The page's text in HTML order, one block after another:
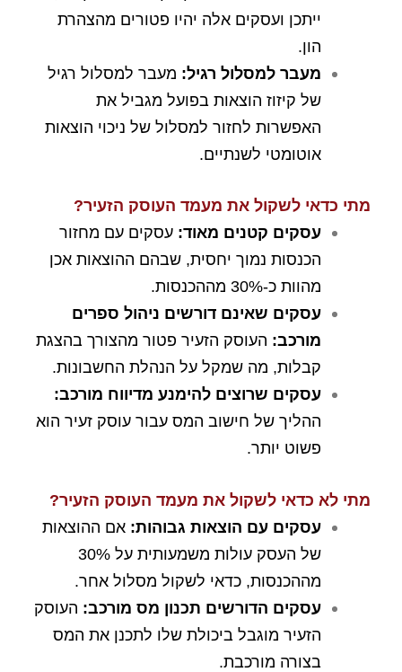
ייתכן ועסקים אלה יהיו פטורים מהצהרת
הון.
מעבר למסלול רגיל: מעבר למסלול רגיל
של קיזוז הוצאות בפועל מגביל את
האפשרות לחזור למסלול של ניכוי הוצאות
אוטומטי לשנתיים.
מתי כדאי לשקול את מעמד העוסק הזעיר?
עסקים קטנים מאוד: עסקים עם מחזור
הכנסות נמוך יחסית, שבהם ההוצאות אכן
מהוות כ-30% מההכנסות.
עסקים שאינם דורשים ניהול ספרים
מורכב: העוסק הזעיר פטור מהצורך בהצגת
קבלות, מה שמקל על הנהלת החשבונות.
עסקים שרוצים להימנע מדיווח מורכב:
ההליך של חישוב המס עבור עוסק זעיר הוא
פשוט יותר.
מתי לא כדאי לשקול את מעמד העוסק הזעיר?
עסקים עם הוצאות גבוהות: אם ההוצאות
של העסק עולות משמעותית על 30%
מההכנסות, כדאי לשקול מסלול אחר.
עסקים הדורשים תכנון מס מורכב: העוסק
הזעיר מוגבל ביכולת שלו לתכנן את המס
בצורה מורכבת.